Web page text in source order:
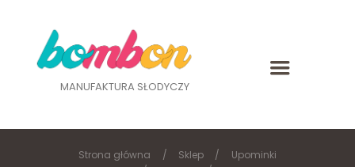
MANUFAKTURA SŁODYCZY
Strona główna Sklep
Upominki